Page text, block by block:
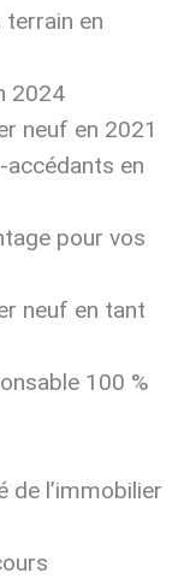
terrain en
2024
neuf en 2021
en
pour vos
neuf en tant
100 %
de l’immobilier